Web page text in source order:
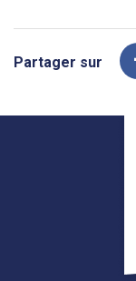
Partager sur